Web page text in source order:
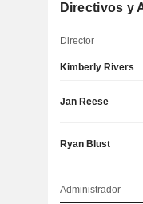
Directivos y
Director
Kimberly Rivers
Jan Reese
Ryan Blust
Administrador